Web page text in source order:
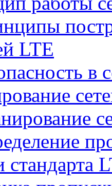
LTE
в
стандарта